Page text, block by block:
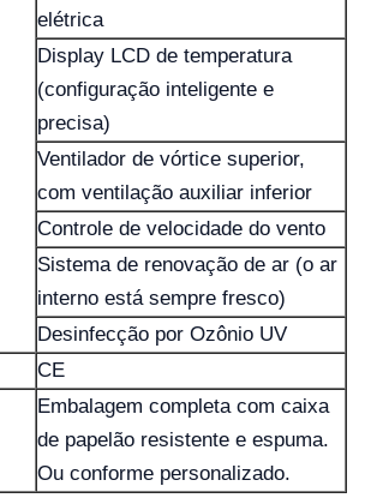
elétrica
Display LCD de temperatura
(configuração inteligente e
precisa)
Ventilador de vórtice superior,
com ventilação auxiliar inferior
Controle de velocidade do vento
Sistema de renovação de ar (o ar
interno está sempre fresco)
Desinfecção por Ozônio UV
CE
Embalagem completa com caixa
de papelão resistente e espuma.
Ou conforme personalizado.